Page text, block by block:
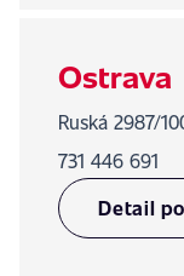
Ostrava
Ruská 2987/
731 446 691
Detail